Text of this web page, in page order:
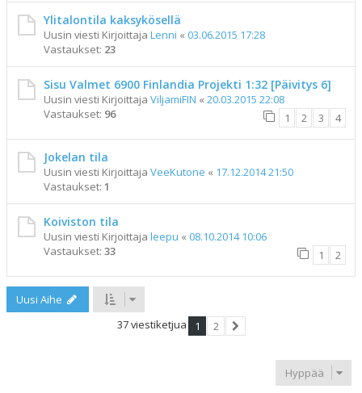
Ylitalontila kaksykösellä
Uusin viesti Kirjoittaja Lenni « 03.06.2015 17:28
Vastaukset: 23
Sisu Valmet 6900 Finlandia Projekti 1:32 [Päivitys 6]
Uusin viesti Kirjoittaja ViljamiFIN « 20.03.2015 22:08
Vastaukset: 96 1 2 3 4
Jokelan tila
Uusin viesti Kirjoittaja VeeKutone « 17.12.2014 21:50
Vastaukset: 1
Koiviston tila
Uusin viesti Kirjoittaja leepu « 08.10.2014 10:06
Vastaukset: 33 1 2
Uusi Aihe
37 viestiketjua
1
2
Hyppää